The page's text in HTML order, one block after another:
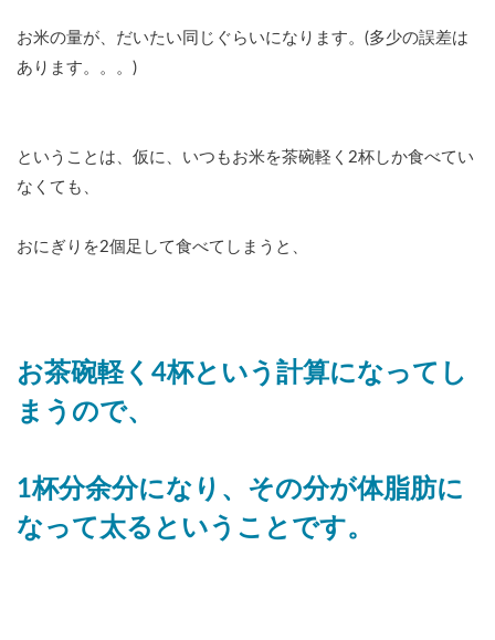
お米の量が、だいたい同じぐらいになります。(多少の誤差は
あります。。。)
ということは、仮に、いつもお米を茶碗軽く2杯しか食べてい
なくても、
おにぎりを2個足して食べてしまうと、
お茶碗軽く4杯という計算になってし
まうので、
1杯分余分になり、その分が体脂肪に
なって太るということです。